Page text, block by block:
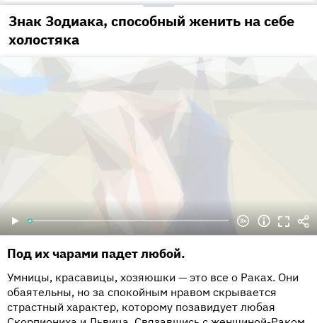
Знак Зодиака, способный женить на себе
холостяка
Под их чарами падет любой.
Умницы, красавицы, хозяюшки — это все о Раках. Они
обаятельны, но за спокойным нравом скрывается
страстный характер, которому позавидует любая